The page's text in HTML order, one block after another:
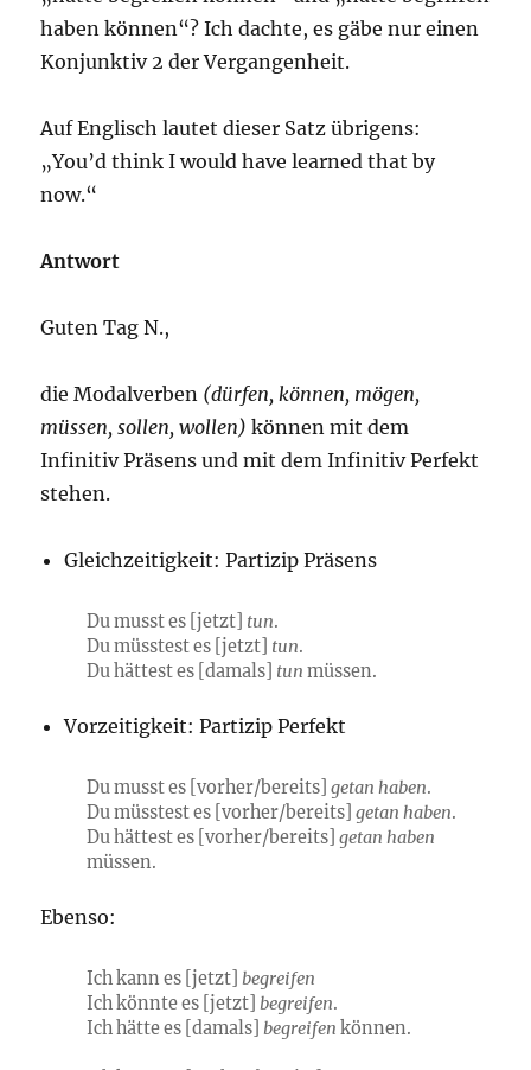
haben können“? Ich dachte, es gäbe nur einen
Konjunktiv 2 der Vergangenheit.
Auf Englisch lautet dieser Satz übrigens:
„You’d think I would have learned that by
now.“
Antwort
Guten Tag N.,
die Modalverben (dürfen, können, mögen,
müssen, sollen, wollen) können mit dem
Infinitiv Präsens und mit dem Infinitiv Perfekt
stehen.
Gleichzeitigkeit: Partizip Präsens
Du musst es [jetzt] tun.
Du müsstest es [jetzt] tun.
Du hättest es [damals] tun müssen.
Vorzeitigkeit: Partizip Perfekt
Du musst es [vorher/bereits] getan haben.
Du müsstest es [vorher/bereits] getan haben.
Du hättest es [vorher/bereits] getan haben
müssen.
Ebenso:
Ich kann es [jetzt] begreifen
Ich könnte es [jetzt] begreifen.
Ich hätte es [damals] begreifen können.